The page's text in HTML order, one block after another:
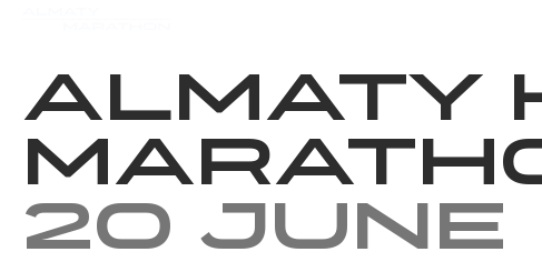
Almaty
20 June